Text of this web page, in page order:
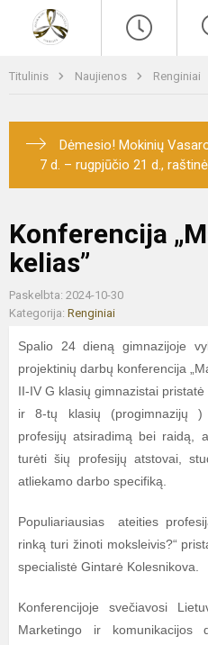
Titulinis Naujienos Renginiai
Dėmesio! Mokinių
7 d. – rugpjūčio 21 d.,
Konferencija
kelias”
Paskelbta: 2024-10-30
Kategorija: Renginiai
Spalio 24 dieną gimnazijoje
projektinių darbų konferencija
II-IV G klasių gimnazistai
ir 8-tų klasių (progimnazijų )
profesijų atsiradimą bei raidą,
turėti šių profesijų atstovai,
atliekamo darbo specifiką.
Populiariausias ateities
rinką turi žinoti moksleivis?“
specialistė Gintarė Kolesnikova.
Konferencijoje svečiavosi
Marketingo ir komunikacijos